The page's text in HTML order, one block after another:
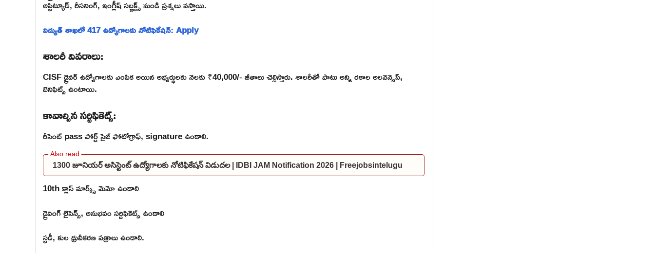
అప్టిట్యూడ్, రీసనింగ్, ఇంగ్లీష్ సబ్జక్ట్స్ నుండి ప్రశ్నలు వస్తాయి.
విద్యుత్ శాఖలో 417 ఉద్యోగాలకు నోటిఫికేషన్: Apply
శాలరీ వివరాలు:
CISF డ్రైవర్ ఉద్యోగాలకు ఎంపిక అయిన అభ్యర్థులకు నెలకు ₹40,000/- జీతాలు చెల్లిస్తారు. శాలరీతో పాటు అన్ని రకాల అలవెన్సెస్,
బెనిఫిట్స్ ఉంటాయి.
కావాల్సిన సర్టిఫికెట్స్:
రీసెంట్ pass పోర్ట్ సైజ్ ఫోటోగ్రాఫ్, signature ఉండాలి.
1300 జూనియర్ అసిస్టెంట్ ఉద్యోగాలకు నోటిఫికేషన్ విడుదల | IDBI JAM Notification 2026 | Freejobsintelugu
10th క్లాస్ మార్క్స్ మెమో ఉండాలి
డ్రైవింగ్ లైసెన్స్, అనుభవం సర్టిఫికెట్స్ ఉండాలి
స్టడీ, కుల ధ్రువీకరణ పత్రాలు ఉండాలి.